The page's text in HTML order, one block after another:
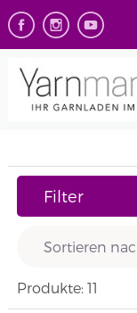
Filter
Produkte: 11